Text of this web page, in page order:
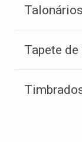
Talonários
Tapete de